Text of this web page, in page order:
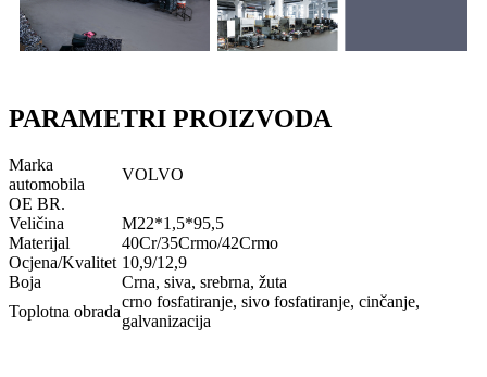
PARAMETRI PROIZVODA
Marka
automobila
VOLVO
OE BR.
Veličina
M22*1,5*95,5
Materijal
40Cr/35Crmo/42Crmo
Ocjena/Kvalitet 10,9/12,9
Boja
Crna, siva, srebrna, žuta
Toplotna obrada
crno fosfatiranje, sivo fosfatiranje, cinčanje,
galvanizacija